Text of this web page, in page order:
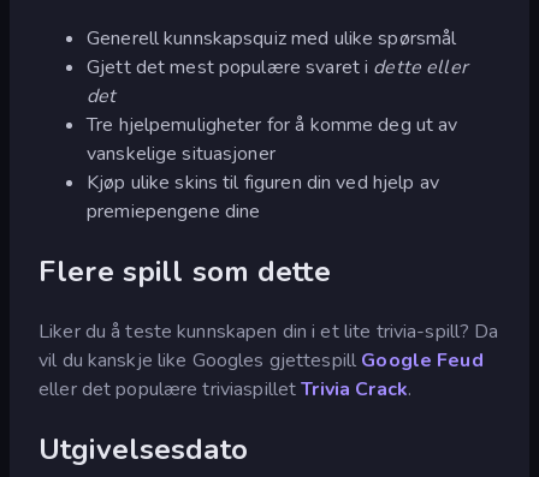
Generell kunnskapsquiz med ulike spørsmål
Gjett det mest populære svaret i dette eller
det
Tre hjelpemuligheter for å komme deg ut av
vanskelige situasjoner
Kjøp ulike skins til figuren din ved hjelp av
premiepengene dine
Flere spill som dette
Liker du å teste kunnskapen din i et lite trivia-spill? Da
vil du kanskje like Googles gjettespill Google Feud
eller det populære triviaspilletTrivia Crack.
Utgivelsesdato